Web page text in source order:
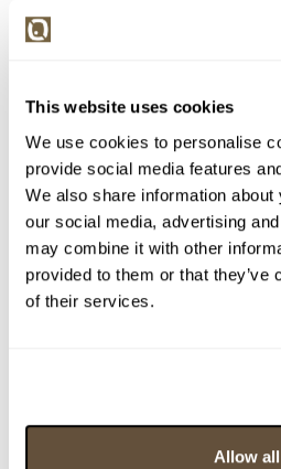
This website uses cookies
We use cookies to personalise
provide social media features
We also share information
our social media, advertising
may combine it with other
provided to them or that they’ve
of their services.
Allow all
Detail položky
>
VYDRAŽENO CERTIFIKÁT
Meon Smells
159710. Easy job